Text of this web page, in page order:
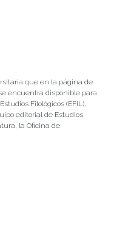
que en la página de
encuentra disponible para
Filológicos (EFIL),
editorial de Estudios
la Oficina de